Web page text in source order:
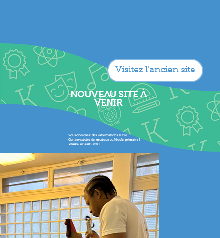
NOUVEAU SITE À
VENIR
Vous cherchez des informations sur le
Conservatoire de musique ou l'école primaire ?
Visitez l'ancien site !
Visitez l'ancien site